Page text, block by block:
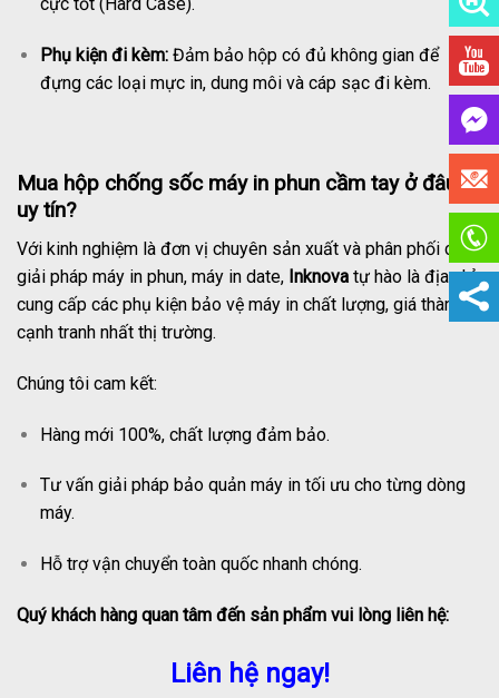
Phụ kiện đi kèm:Đảm bảo hộp có đủ không gian để
đựng các loại mực in, dung môi và cáp sạc đi kèm.
Mua hộp chống sốc máy in phun cầm tay ở đâu
uy tín?
Với kinh nghiệm là đơn vị chuyên sản xuất và phân phối các
giải pháp máy in phun, máy in date, Inknova tự hào là địa chỉ
cung cấp các phụ kiện bảo vệ máy in chất lượng, giá thành
cạnh tranh nhất thị trường.
Chúng tôi cam kết:
Hàng mới 100%, chất lượng đảm bảo.
Tư vấn giải pháp bảo quản máy in tối ưu cho từng dòng
máy.
Hỗ trợ vận chuyển toàn quốc nhanh chóng.
Quý khách hàng quan tâm đến sản phẩm vui lòng liên hệ:
Liên hệ ngay!